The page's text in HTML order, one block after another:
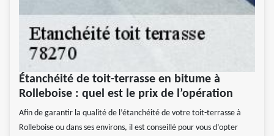
Étanchéité de toit-terrasse en bitume à
Rolleboise : quel est le prix de l’opération
Afin de garantir la qualité de l’étanchéité de votre toit-terrasse à
Rolleboise ou dans ses environs, il est conseillé pour vous d’opter